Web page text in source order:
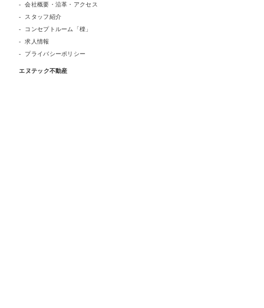
会社概要・沿革・アクセス
スタッフ紹介
コンセプトルーム「檪」
求人情報
プライバシーポリシー
エヌテック不動産